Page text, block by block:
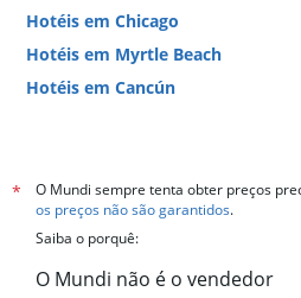
Hotéis em Chicago
Hotéis em Myrtle Beach
Hotéis em Cancún
*
O Mundi sempre tenta obter preços
os preços não são garantidos.
Saiba o porquê:
O Mundi não é o vendedor